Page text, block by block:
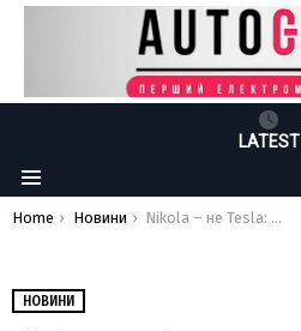
LATEST
Menu
You are here:
Home Новини Nikola – не Tesla: конкуренти Ілона Маска випустили електричну вантажівку спільно з Iveco
НОВИНИ